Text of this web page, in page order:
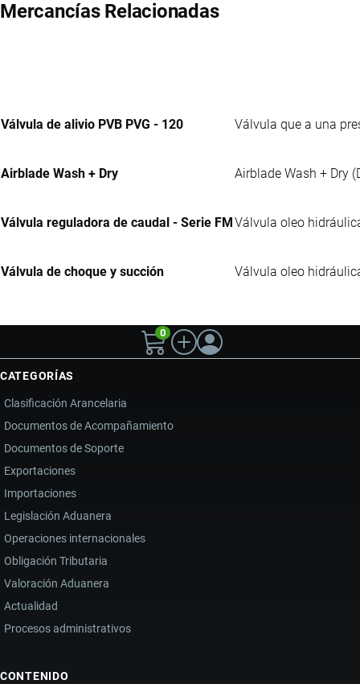
Mercancías Relacionadas
Válvula de alivio PVB PVG - 120 Válvula que a una
Airblade Wash + Dry Airblade Wash + Dry
Válvula reguladora de caudal - Serie FM Válvula oleo
Válvula de choque y succión Válvula oleo
0
CATEGORÍAS
Clasificación Arancelaria
Documentos de Acompañamiento
Documentos de Soporte
Exportaciones
Importaciones
Legislación Aduanera
Operaciones internacionales
Obligación Tributaria
Valoración Aduanera
Actualidad
Procesos administrativos
CONTENIDO